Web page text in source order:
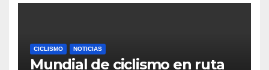
CICLISMO NOTICIAS
Mundial de ciclismo en ruta